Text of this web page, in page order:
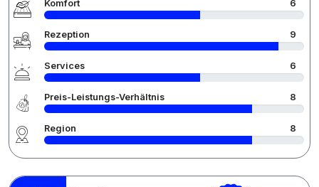
Komfort 6
Rezeption 9
Services 6
Preis-Leistungs-Verhältnis 8
Region 8